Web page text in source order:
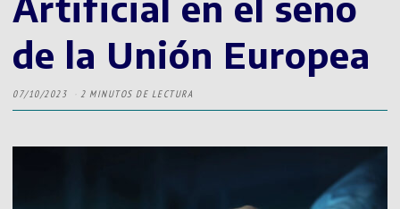
de la Unión Europea
07/10/2023 2 MINUTOS DE LECTURA